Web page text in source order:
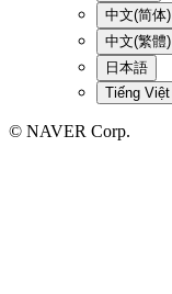
中文(简体)
中文(繁體)
日本語
Tiếng Việt
© NAVER Corp.